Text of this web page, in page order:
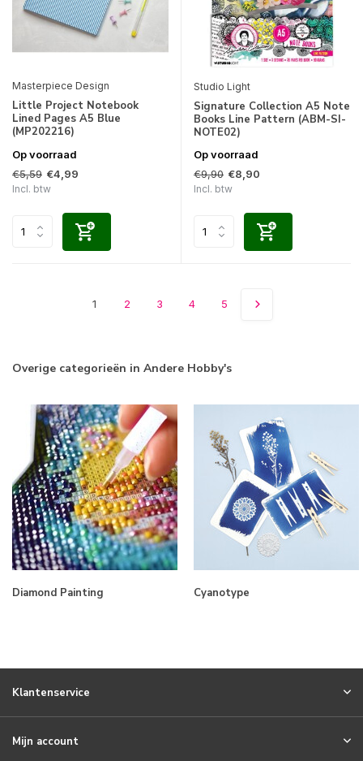
Masterpiece Design
Little Project Notebook
Lined Pages A5 Blue
(MP202216)
Op voorraad
€5,59 €4,99
Incl. btw
Studio Light
Signature Collection A5 Note
Books Line Pattern (ABM-SI-
NOTE02)
Op voorraad
€9,90 €8,90
Incl. btw
1 2 3 4 5
Overige categorieën in Andere Hobby's
Diamond Painting Cyanotype
Klantenservice
Mijn account